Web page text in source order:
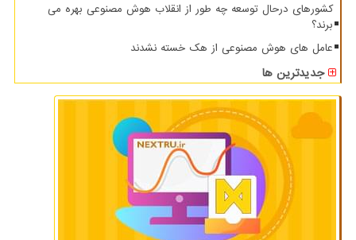
کشورهای درحال توسعه چه طور از انقلاب هوش مصنوعی بهره می
برند؟
عامل های هوش مصنوعی از هک خسته نشدند
جدیدترین ها